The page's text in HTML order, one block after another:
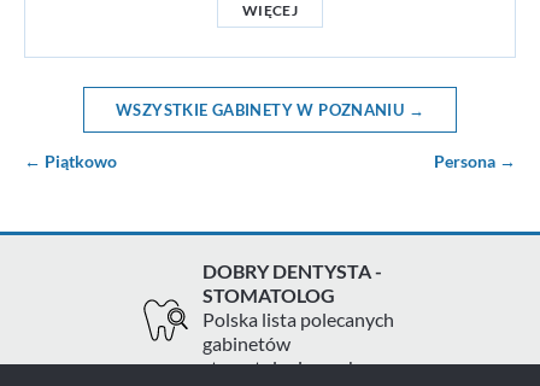
WIĘCEJ
WSZYSTKIE GABINETY W POZNANIU →
← Piątkowo Persona →
DOBRY DENTYSTA -
STOMATOLOG
Polska lista polecanych
gabinetów
stomatologicznych